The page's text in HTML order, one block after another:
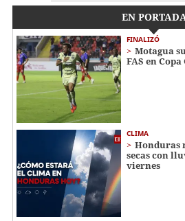
EN
FINALIZÓ
Motagua
FAS en
CLIMA
Honduras
secas con
viernes